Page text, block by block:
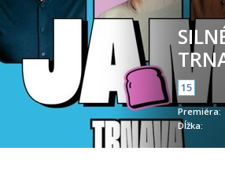
15
Premiéra:
Dĺžka: